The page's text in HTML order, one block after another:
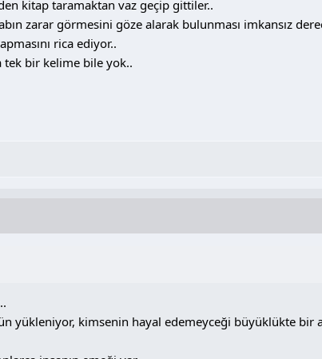
kitap taramaktan vaz geçip gittiler..
zarar görmesini göze alarak bulunması imkansız
rica ediyor..
tek bir kelime bile yok..
yükleniyor, kimsenin hayal edemeyceği büyüklükte bir